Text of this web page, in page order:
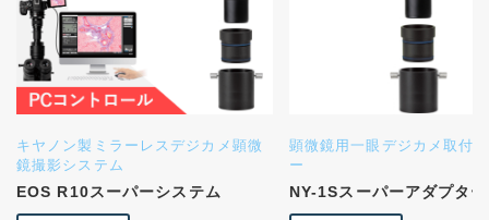
キヤノン製ミラーレスデジカメ顕微
鏡撮影システム
EOS R10スーパーシステム
顕微鏡用一眼デジカメ取付
ー
NY-1Sスーパーアダプター